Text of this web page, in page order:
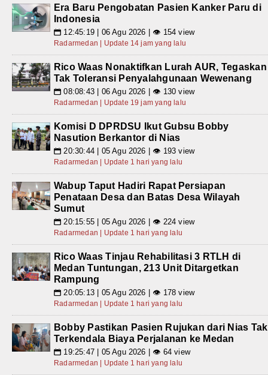
Era Baru Pengobatan Pasien Kanker Paru di
Indonesia
📅 12:45:19 | 06 Agu 2026 | 👁 154 view
Radarmedan | Update 14 jam yang lalu
Rico Waas Nonaktifkan Lurah AUR, Tegaskan
Tak Toleransi Penyalahgunaan Wewenang
📅 08:08:43 | 06 Agu 2026 | 👁 130 view
Radarmedan | Update 19 jam yang lalu
Komisi D DPRDSU Ikut Gubsu Bobby
Nasution Berkantor di Nias
📅 20:30:44 | 05 Agu 2026 | 👁 193 view
Radarmedan | Update 1 hari yang lalu
Wabup Taput Hadiri Rapat Persiapan
Penataan Desa dan Batas Desa Wilayah
Sumut
📅 20:15:55 | 05 Agu 2026 | 👁 224 view
Radarmedan | Update 1 hari yang lalu
Rico Waas Tinjau Rehabilitasi 3 RTLH di
Medan Tuntungan, 213 Unit Ditargetkan
Rampung
📅 20:05:13 | 05 Agu 2026 | 👁 178 view
Radarmedan | Update 1 hari yang lalu
Bobby Pastikan Pasien Rujukan dari Nias Tak
Terkendala Biaya Perjalanan ke Medan
📅 19:25:47 | 05 Agu 2026 | 👁 64 view
Radarmedan | Update 1 hari yang lalu